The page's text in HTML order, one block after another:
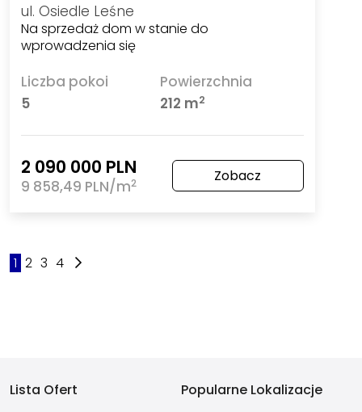
ul. Osiedle Leśne
Na sprzedaż dom w stanie do
wprowadzenia się
Liczba pokoi
5
Powierzchnia
212 m2
2 090 000 PLN
9 858,49 PLN/m2 Zobacz
1 2 3 4
Lista Ofert
Popularne Lokalizacje